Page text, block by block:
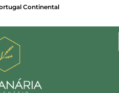
Continental